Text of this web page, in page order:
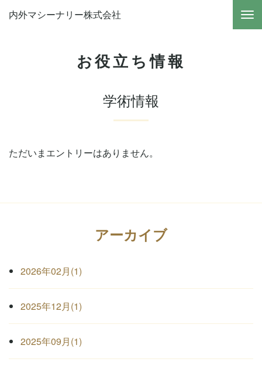
内外マシーナリー株式会社
お役立ち情報
学術情報
ただいまエントリーはありません。
アーカイブ
2026年02月(1)
2025年12月(1)
2025年09月(1)